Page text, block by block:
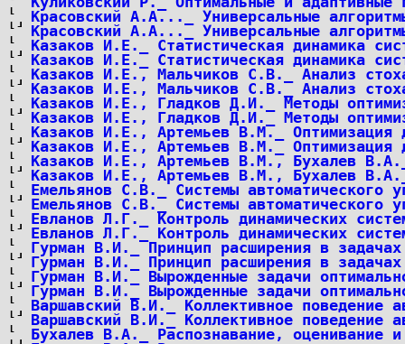
Красовский А.А..._ Универсальные
Красовский А.А..._ Универсальные
Казаков И.Е._ Статистическая динамика
Казаков И.Е._ Статистическая динамика
Казаков И.Е., Мальчиков С.В._ Анализ
Казаков И.Е., Мальчиков С.В._ Анализ
Казаков И.Е., Гладков Д.И._ Методы
Казаков И.Е., Гладков Д.И._ Методы
Казаков И.Е., Артемьев В.М._ Оптимизация
Казаков И.Е., Артемьев В.М._ Оптимизация
Казаков И.Е., Артемьев В.М., Бухалев
Казаков И.Е., Артемьев В.М., Бухалев
Емельянов С.В._ Системы автоматического
Емельянов С.В._ Системы автоматического
Евланов Л.Г._ Контроль динамических
Евланов Л.Г._ Контроль динамических
Гурман В.И._ Принцип расширения в
Гурман В.И._ Принцип расширения в
Гурман В.И._ Вырожденные задачи
Гурман В.И._ Вырожденные задачи
Варшавский В.И._ Коллективное поведение
Варшавский В.И._ Коллективное поведение
Бухалев В.А._ Распознавание, оценивание